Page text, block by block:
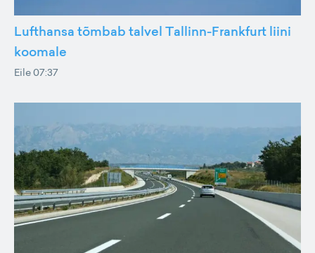
Lufthansa tõmbab talvel Tallinn-Frankfurt liini
koomale
Eile 07:37